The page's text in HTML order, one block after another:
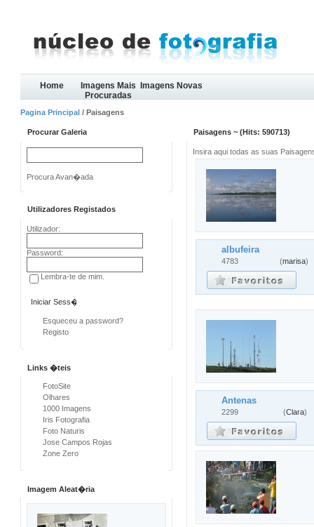
Home
Imagens Mais
Procuradas
Imagens Novas
Pagina Principal / Paisagens
Procurar Galeria
Procura Avan�ada
Utilizadores Registados
Utilizador:
Password:
Lembra-te de mim.
Esqueceu a password?
Registo
Links �teis
FotoSite
Olhares
1000 Imagens
Iris Fotografia
Foto Naturis
Jose Campos Rojas
Zone Zero
Imagem Aleat�ria
Paisagens ~ (Hits: 590713)
Insira aqui todas as suas
albufeira
4783 (marisa)
Antenas
2299 (Clara)